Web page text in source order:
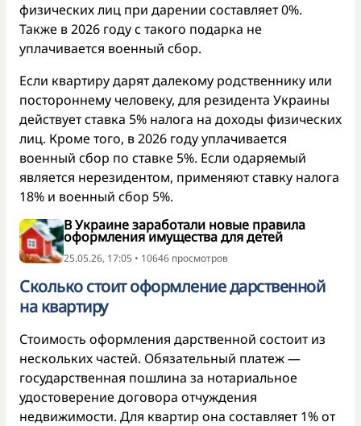
физических лиц при дарении составляет 0%.
Также в 2026 году с такого подарка не
уплачивается военный сбор.
Если квартиру дарят далекому родственнику или
постороннему человеку, для резидента Украины
действует ставка 5% налога на доходы физических
лиц. Кроме того, в 2026 году уплачивается
военный сбор по ставке 5%. Если одаряемый
является нерезидентом, применяют ставку налога
18% и военный сбор 5%.
В Украине заработали новые правила
оформления имущества для детей
25.05.26, 17:05 • 10646 просмотров
Сколько стоит оформление дарственной
на квартиру
Стоимость оформления дарственной состоит из
нескольких частей. Обязательный платеж —
государственная пошлина за нотариальное
удостоверение договора отчуждения
недвижимости. Для квартир она составляет 1% от